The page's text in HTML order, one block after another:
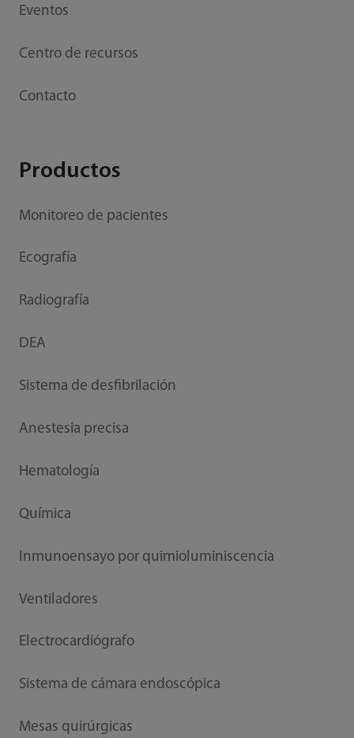
Eventos
Centro de recursos
Contacto
Productos
Monitoreo de pacientes
Ecografía
Radiografía
DEA
Sistema de desfibrilación
Anestesia precisa
Hematología
Química
Inmunoensayo por quimioluminiscencia
Ventiladores
Electrocardiógrafo
Sistema de cámara endoscópica
Mesas quirúrgicas